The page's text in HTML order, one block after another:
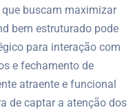
buscam maximizar
bem estruturado pode
para interação com
e fechamento de
atraente e funcional
de captar a atenção dos